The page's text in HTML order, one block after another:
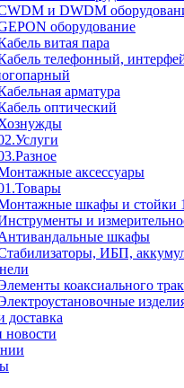
и DWDM
оборудование
витая пара
телефонный,
арматура
оптический
аксессуары
шкафы и стойки
и
шкафы
ИБП,
коаксиального
доставка